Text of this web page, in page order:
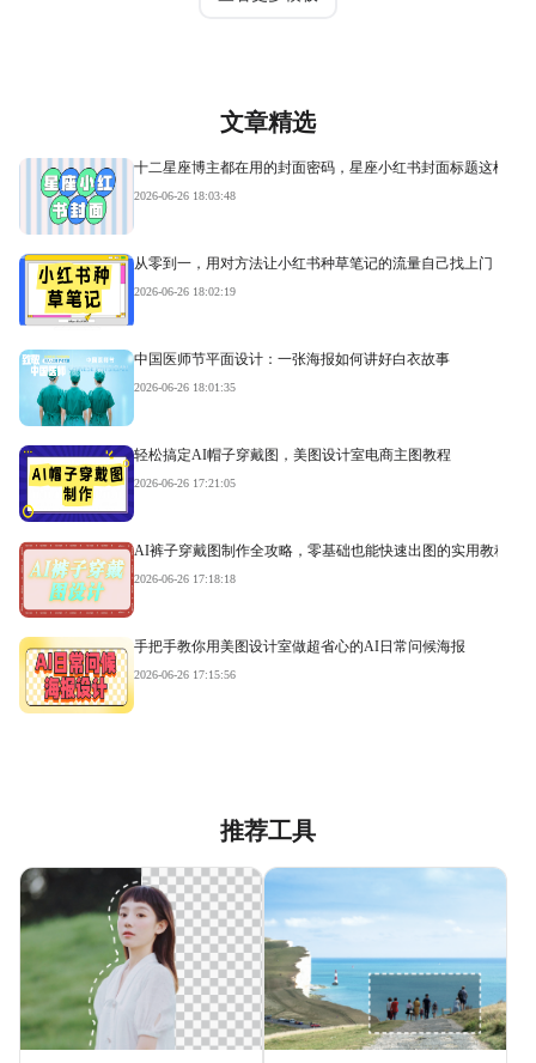
文章精选
十二星座博主都在用的封面密码，星座小红书封面标题这样写
2026-06-26 18:03:48
从零到一，用对方法让小红书种草笔记的流量自己找上门
2026-06-26 18:02:19
中国医师节平面设计：一张海报如何讲好白衣故事
2026-06-26 18:01:35
轻松搞定AI帽子穿戴图，美图设计室电商主图教程
2026-06-26 17:21:05
AI裤子穿戴图制作全攻略，零基础也能快速出图的实用教程
2026-06-26 17:18:18
手把手教你用美图设计室做超省心的AI日常问候海报
2026-06-26 17:15:56
推荐工具